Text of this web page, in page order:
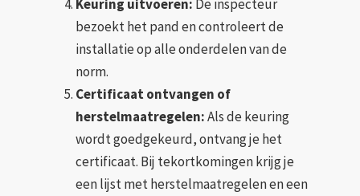
Keuring uitvoeren: De inspecteur
bezoekt het pand en controleert de
installatie op alle onderdelen van de
norm.
Certificaat ontvangen of
herstelmaatregelen:Als de keuring
wordt goedgekeurd, ontvang je het
certificaat. Bij tekortkomingen krijg je
een lijst met herstelmaatregelen en een